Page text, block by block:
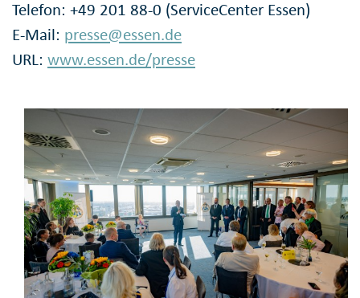
Telefon: +49 201 88-0 (ServiceCenter Essen)
E-Mail: presse@essen.de
URL: www.essen.de/presse